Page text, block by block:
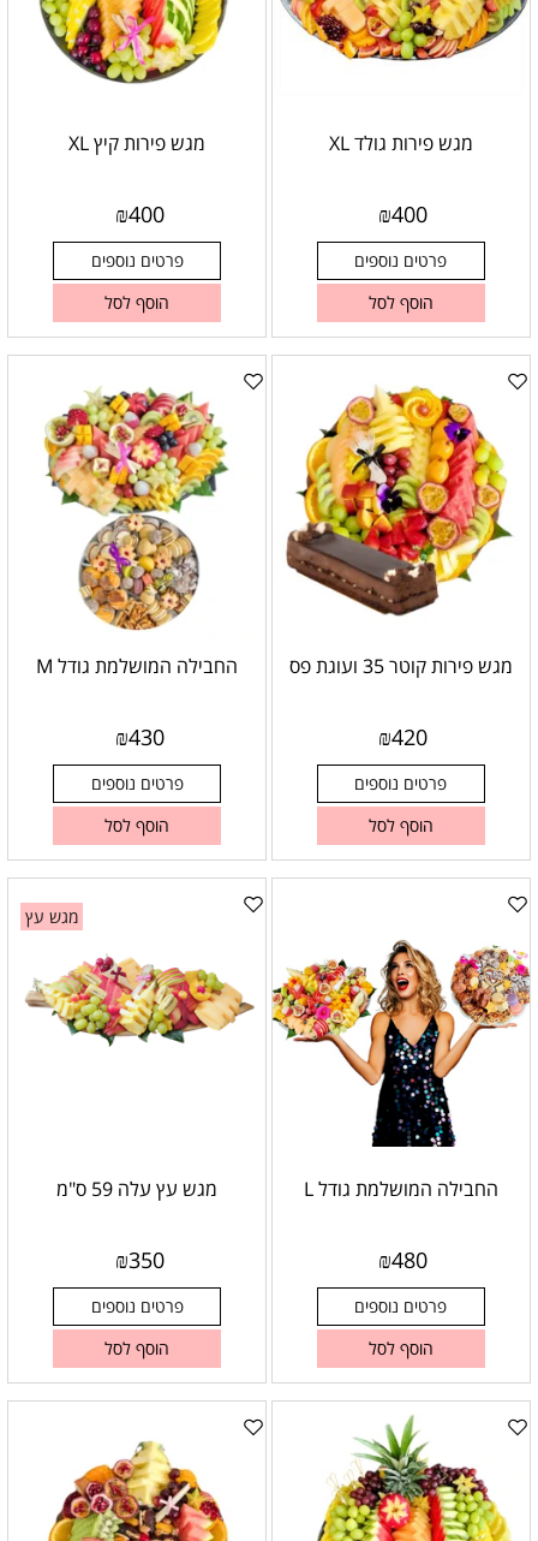
מגש פירות גולד XL
₪400
פרטים נוספים
הוסף לסל
מגש פירות קיץ XL
₪400
פרטים נוספים
הוסף לסל
מגש פירות קוטר 35 ועוגת פס
₪420
פרטים נוספים
הוסף לסל
החבילה המושלמת גודל M
₪430
פרטים נוספים
הוסף לסל
החבילה המושלמת גודל L
₪480
פרטים נוספים
הוסף לסל
מגש עץ
מגש עץ עלה 59 ס"מ
₪350
פרטים נוספים
הוסף לסל